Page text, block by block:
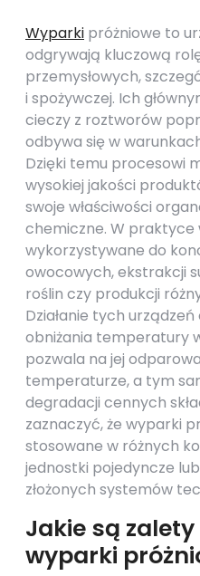
Wyparki próżniowe to
odgrywają kluczową
przemysłowych,
i spożywczej. Ich
cieczy z roztworów
odbywa się w
Dzięki temu procesowi
wysokiej jakości
swoje właściwości
chemiczne. W praktyce
wykorzystywane do
owocowych, ekstrakcji
roślin czy produkcji
Działanie tych
obniżania temperatury
pozwala na jej
temperaturze, a tym
degradacji cennych
zaznaczyć, że wyparki
stosowane w różnych
jednostki pojedyncze
złożonych systemów
Jakie są
wyparki